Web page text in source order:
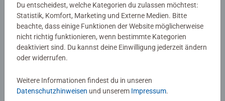
Bewertungen
Du entscheidest, welche Kategorien du zulassen möchtest:
Statistik, Komfort, Marketing und Externe Medien. Bitte
beachte, dass einige Funktionen der Website möglicherweise
nicht richtig funktionieren, wenn bestimmte Kategorien
deaktiviert sind. Du kannst deine Einwilligung jederzeit ändern
oder widerrufen.
Weitere Informationen findest du in unseren
Datenschutzhinweisen und unserem Impressum.